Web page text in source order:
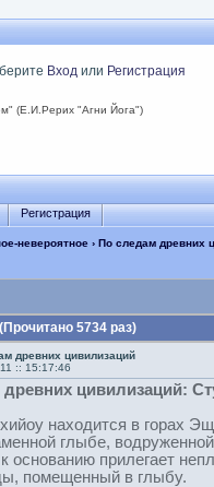
Вход или Регистрация
(Е.И.Рерих "Агни Йога")
Регистрация
невероятное › По следам древних
5734 раз)
древних цивилизаций
:: 15:17:46
древних цивилизаций:
находится в горах
глыбе,
основанию прилегает
помещенный в глыбу.